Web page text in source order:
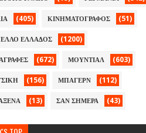
(405) ΚΙΝΗΜΑΤΟΓΡΑΦΟΣ (51)
ΕΛΛΑΔΟΣ (1200)
(672) ΜΟΥΝΤΙΑΛ (603)
(156) ΜΠΑΓΕΡΝ (112)
(13) ΣΑΝ ΣΗΜΕΡΑ (43)